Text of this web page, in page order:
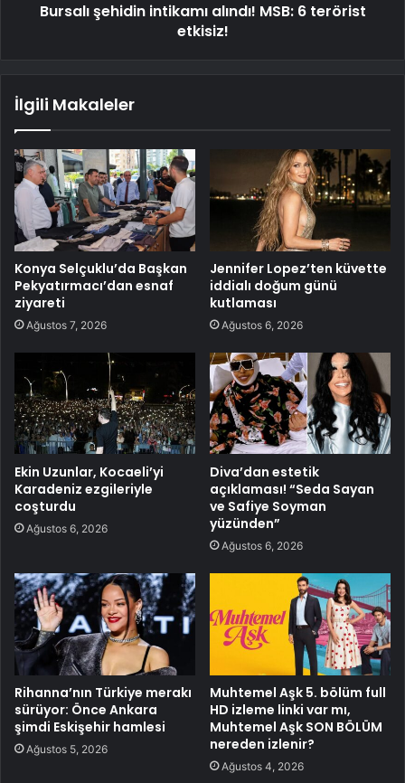
Bursalı şehidin intikamı alındı! MSB: 6 terörist
etkisiz!
İlgili Makaleler
Konya Selçuklu’da Başkan
Pekyatırmacı’dan esnaf
ziyareti
Ağustos 7, 2026
Jennifer Lopez’ten küvette
iddialı doğum günü
kutlaması
Ağustos 6, 2026
Ekin Uzunlar, Kocaeli’yi
Karadeniz ezgileriyle
coşturdu
Ağustos 6, 2026
Diva’dan estetik
açıklaması! “Seda Sayan
ve Safiye Soyman
yüzünden”
Ağustos 6, 2026
Rihanna’nın Türkiye merakı
sürüyor: Önce Ankara
şimdi Eskişehir hamlesi
Ağustos 5, 2026
Muhtemel Aşk 5. bölüm full
HD izleme linki var mı,
Muhtemel Aşk SON BÖLÜM
nereden izlenir?
Ağustos 4, 2026